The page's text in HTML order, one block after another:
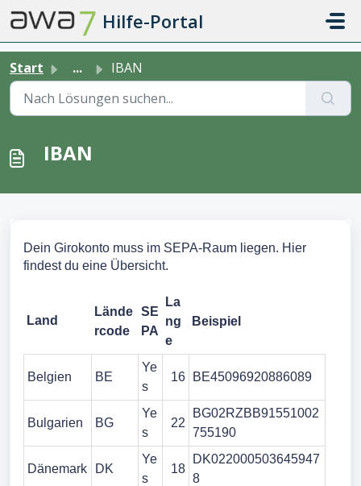
Zum hauptsächlichen Inhalt gehen
Hilfe-Portal
Start ... IBAN
IBAN
Dein Girokonto muss im SEPA-Raum liegen. Hier
findest du eine Übersicht.
Land
Lände
rcode
SE
PA
La
ng
e
Beispiel
Belgien BE
Ye
s
16 BE45096920886089
Bulgarien BG
Ye
s
22
BG02RZBB91551002
755190
Dänemark DK
Ye
s
18
DK022000503645947
8